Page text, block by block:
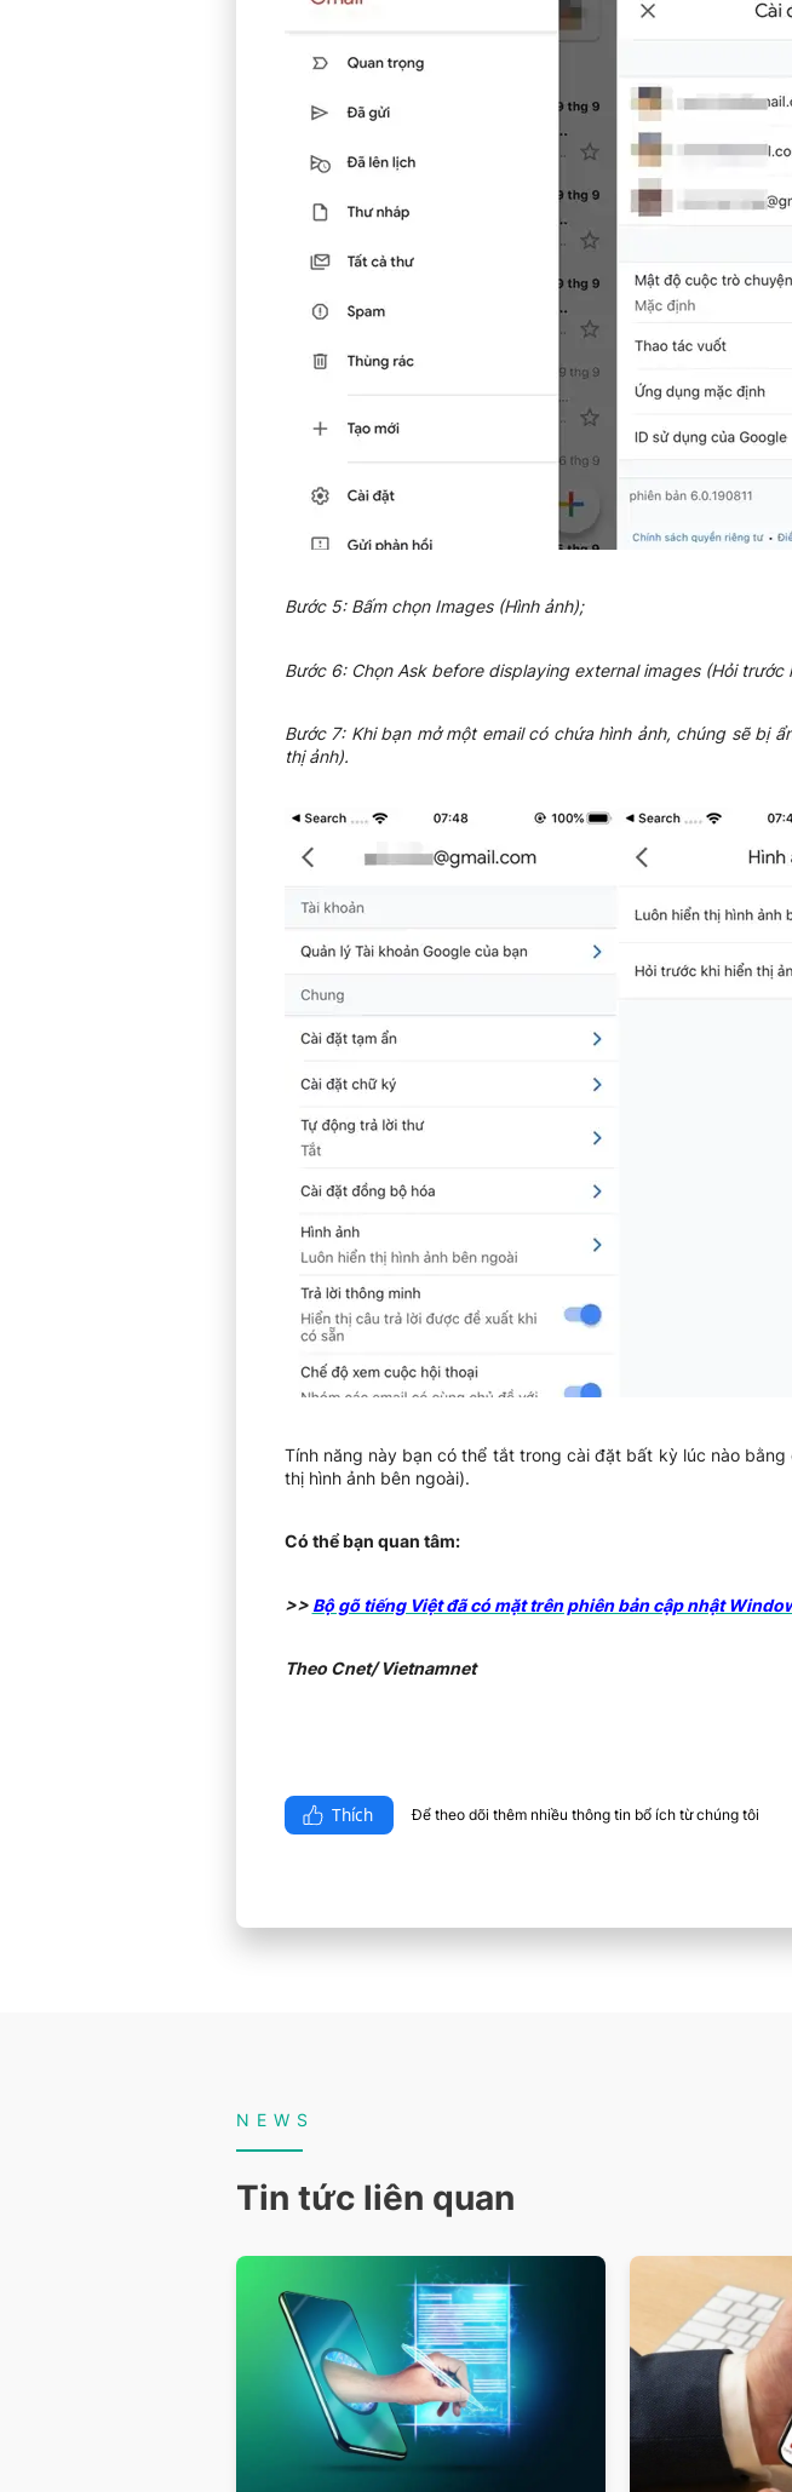
Bước 5: Bấm chọn Images (Hình ảnh);
Bước 6: Chọn Ask before displaying external images (Hỏi trước
Bước 7: Khi bạn mở một email có chứa hình ảnh, chúng sẽ bị
thị ảnh).
Tính năng này bạn có thể tắt trong cài đặt bất kỳ lúc nào
thị hình ảnh bên ngoài).
Có thể bạn quan tâm:
>> Bộ gõ tiếng Việt đã có mặt trên phiên bản cập nhật
Theo Cnet/ Vietnamnet
Thích Để theo dõi thêm nhiều thông tin bổ ích từ chúng tôi​
NEWS
Tin tức liên quan